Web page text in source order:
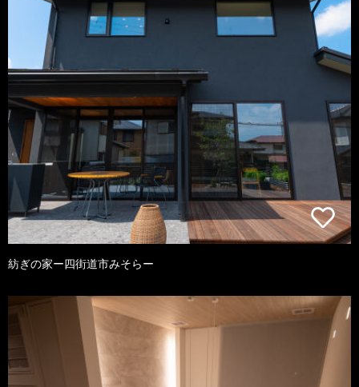
紡ぎの家ー四街道市みそらー